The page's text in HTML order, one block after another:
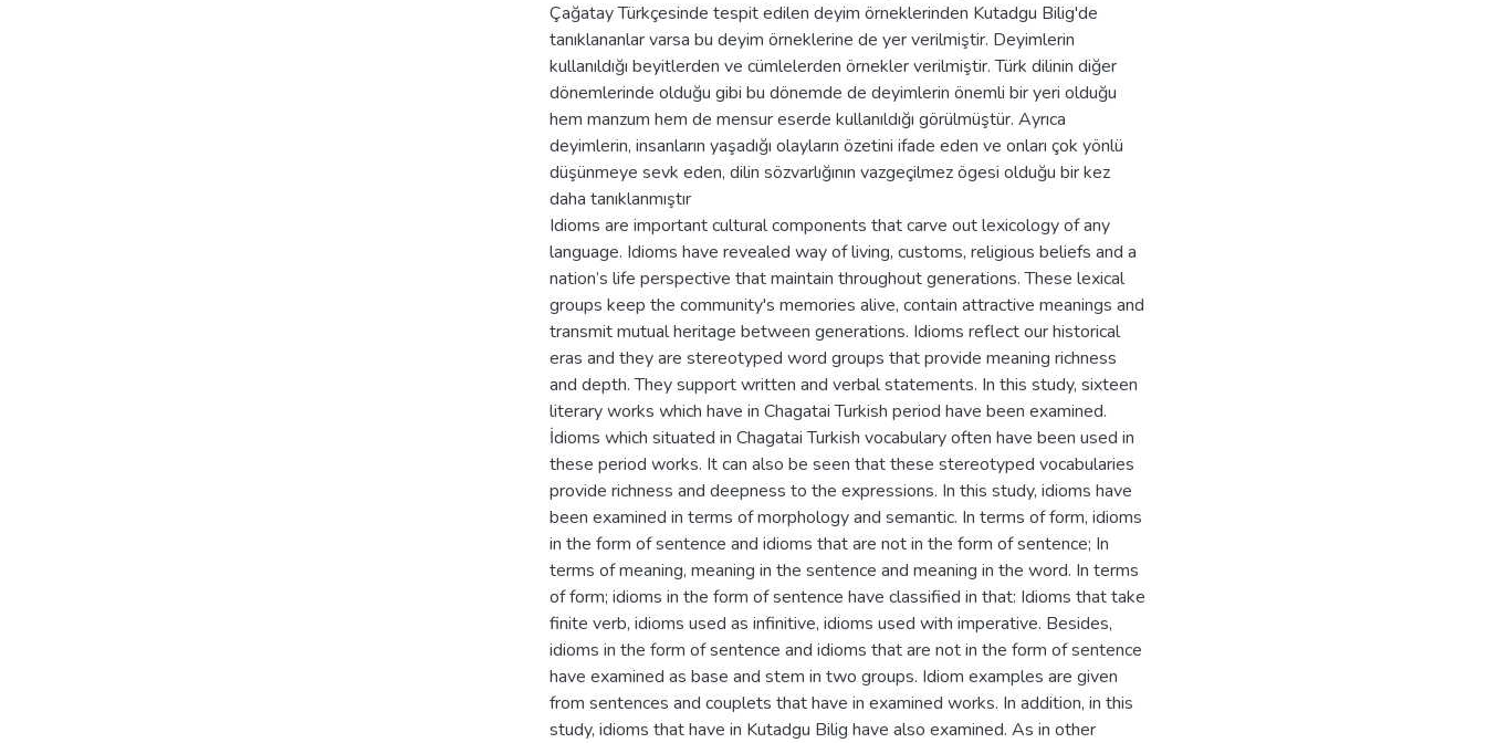
Çağatay Türkçesinde tespit edilen deyim örneklerinden Kutadgu Bilig'de
tanıklananlar varsa bu deyim örneklerine de yer verilmiştir. Deyimlerin
kullanıldığı beyitlerden ve cümlelerden örnekler verilmiştir. Türk dilinin diğer
dönemlerinde olduğu gibi bu dönemde de deyimlerin önemli bir yeri olduğu
hem manzum hem de mensur eserde kullanıldığı görülmüştür. Ayrıca
deyimlerin, insanların yaşadığı olayların özetini ifade eden ve onları çok yönlü
düşünmeye sevk eden, dilin sözvarlığının vazgeçilmez ögesi olduğu bir kez
daha tanıklanmıştır
Idioms are important cultural components that carve out lexicology of any
language. Idioms have revealed way of living, customs, religious beliefs and a
nation’s life perspective that maintain throughout generations. These lexical
groups keep the community's memories alive, contain attractive meanings and
transmit mutual heritage between generations. Idioms reflect our historical
eras and they are stereotyped word groups that provide meaning richness
and depth. They support written and verbal statements. In this study, sixteen
literary works which have in Chagatai Turkish period have been examined.
İdioms which situated in Chagatai Turkish vocabulary often have been used in
these period works. It can also be seen that these stereotyped vocabularies
provide richness and deepness to the expressions. In this study, idioms have
been examined in terms of morphology and semantic. In terms of form, idioms
in the form of sentence and idioms that are not in the form of sentence; In
terms of meaning, meaning in the sentence and meaning in the word. In terms
of form; idioms in the form of sentence have classified in that: Idioms that take
finite verb, idioms used as infinitive, idioms used with imperative. Besides,
idioms in the form of sentence and idioms that are not in the form of sentence
have examined as base and stem in two groups. Idiom examples are given
from sentences and couplets that have in examined works. In addition, in this
study, idioms that have in Kutadgu Bilig have also examined. As in other